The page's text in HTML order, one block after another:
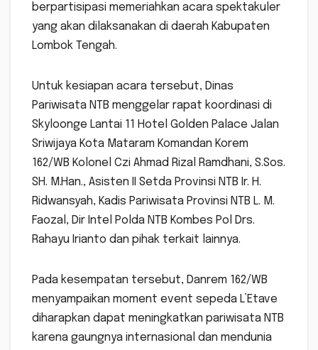
berpartisipasi memeriahkan acara spektakuler
yang akan dilaksanakan di daerah Kabupaten
Lombok Tengah.
Untuk kesiapan acara tersebut, Dinas
Pariwisata NTB menggelar rapat koordinasi di
Skyloonge Lantai 11 Hotel Golden Palace Jalan
Sriwijaya Kota Mataram Komandan Korem
162/WB Kolonel Czi Ahmad Rizal Ramdhani, S.Sos.
SH. M.Han., Asisten II Setda Provinsi NTB Ir. H.
Ridwansyah, Kadis Pariwisata Provinsi NTB L. M.
Faozal, Dir Intel Polda NTB Kombes Pol Drs.
Rahayu Irianto dan pihak terkait lainnya.
Pada kesempatan tersebut, Danrem 162/WB
menyampaikan moment event sepeda L’Etave
diharapkan dapat meningkatkan pariwisata NTB
karena gaungnya internasional dan mendunia